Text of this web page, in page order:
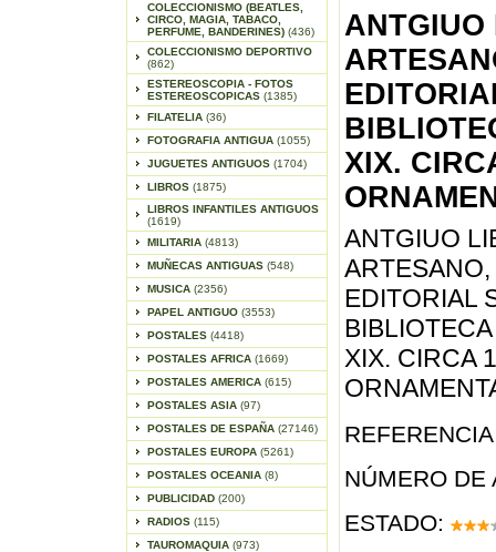
COLECCIONISMO (BEATLES,
CIRCO, MAGIA, TABACO,
PERFUME, BANDERINES) (436)
COLECCIONISMO DEPORTIVO
(862)
ESTEREOSCOPIA - FOTOS
ESTEREOSCOPICAS (1385)
FILATELIA (36)
FOTOGRAFIA ANTIGUA (1055)
JUGUETES ANTIGUOS (1704)
LIBROS (1875)
LIBROS INFANTILES ANTIGUOS
(1619)
MILITARIA (4813)
MUÑECAS ANTIGUAS (548)
MUSICA (2356)
PAPEL ANTIGUO (3553)
POSTALES (4418)
POSTALES AFRICA (1669)
POSTALES AMERICA (615)
POSTALES ASIA (97)
POSTALES DE ESPAÑA (27146)
POSTALES EUROPA (5261)
POSTALES OCEANIA (8)
PUBLICIDAD (200)
RADIOS (115)
TAUROMAQUIA (973)
ANTGIUO
XIX.
ANTGIUO
EDITORIAL
XIX. CIRCA
NÚMERO DE
ESTADO: